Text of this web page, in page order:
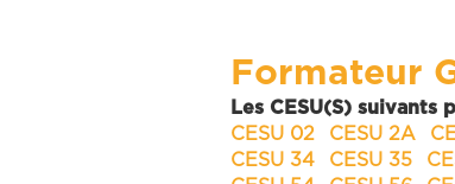
Formateur
Les CESU(S)
CESU 02
CESU 2A
CESU 34
CESU 35